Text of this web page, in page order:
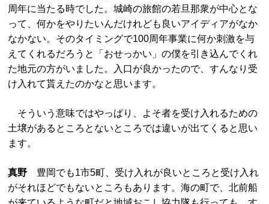
周年に当たる時でした。城崎の旅館の若旦那衆が中心とな
って、何かをやりたいんだけれども良いアイディアがなか
なかない。そのタイミングで100周年事業に何か刺激を与
えてくれるだろうと「おせっかい」の僕を引き込んでくれ
た地元の方がいました。入口が良かったので、すんなり受
け入れて貰えたのかなと思います。
そういう意味ではやっぱり、よそ者を受け入れるための
土壌があるところとないところでは違いが出てくると思い
ます。
真野 豊岡でも1市5町、受け入れが良いところと受け入れ
がそれほどでもないところもあります。海の町で、北前船